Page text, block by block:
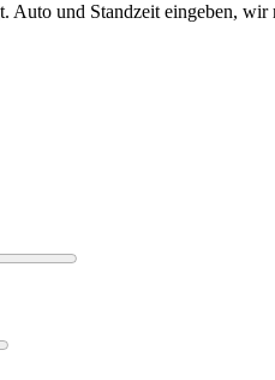
und Standzeit eingeben,